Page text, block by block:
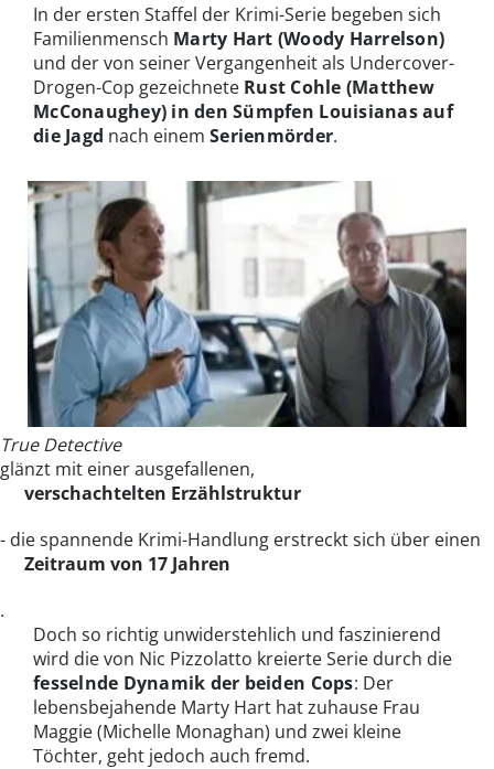
In der ersten Staffel der Krimi-Serie begeben sich
Familienmensch Marty Hart (Woody Harrelson)
und der von seiner Vergangenheit als Undercover-
Drogen-Cop gezeichnete Rust Cohle (Matthew
McConaughey) in den Sümpfen Louisianas auf
die Jagd nach einemSerienmörder.
True Detective
glänzt mit einer ausgefallenen,
verschachtelten Erzählstruktur
- die spannende Krimi-Handlung erstreckt sich über einen
Zeitraum von 17 Jahren
.
Doch so richtig unwiderstehlich und faszinierend
wird die von Nic Pizzolatto kreierte Serie durch die
fesselnde Dynamik der beiden Cops: Der
lebensbejahende Marty Hart hat zuhause Frau
Maggie (Michelle Monaghan) und zwei kleine
Töchter, geht jedoch auch fremd.